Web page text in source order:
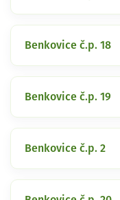
Benkovice č.p. 18
Benkovice č.p. 19
Benkovice č.p. 2